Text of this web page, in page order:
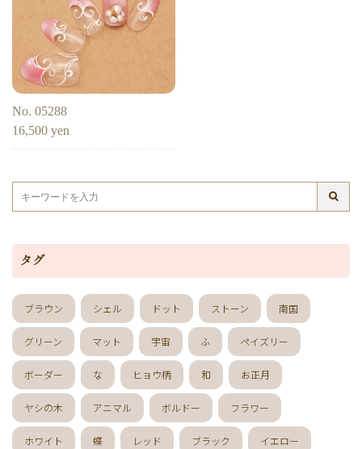
No. 05288
16,500 yen
タグ
ブラウン シェル ドット ストーン 南国
グリーン マット 宇宙 ふ ペイズリー
ボーダー な ヒョウ柄 和 お正月
ヤシの木 アニマル ボルドー フラワー
ホワイト 蝶 レッド ブラック イエロー